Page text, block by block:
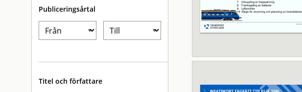
Publiceringsårtal
Titel och författare